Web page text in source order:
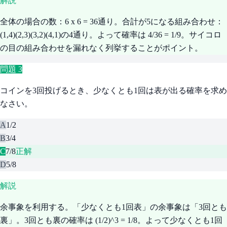
全体の場合の数：6 x 6 = 36通り。合計が5になる組み合わせ：
(1,4)(2,3)(3,2)(4,1)の4通り。よって確率は 4/36 = 1/9。サイコロ
の目の組み合わせを漏れなく列挙することがポイント。
問題 3
コインを3回投げるとき、少なくとも1回は表が出る確率を求め
なさい。
A1/2
B3/4
C7/8正解
D5/8
解説
余事象を利用する。「少なくとも1回表」の余事象は「3回とも
裏」。3回とも裏の確率は (1/2)^3 = 1/8。よって少なくとも1回